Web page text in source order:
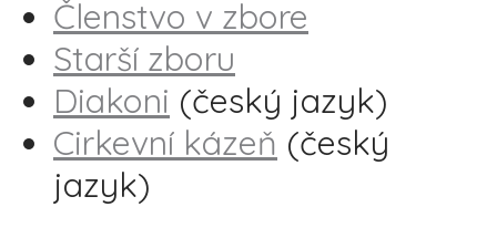
Členstvo v zbore
Starší zboru
Diakoni (český jazyk)
Cirkevní kázeň (český
jazyk)